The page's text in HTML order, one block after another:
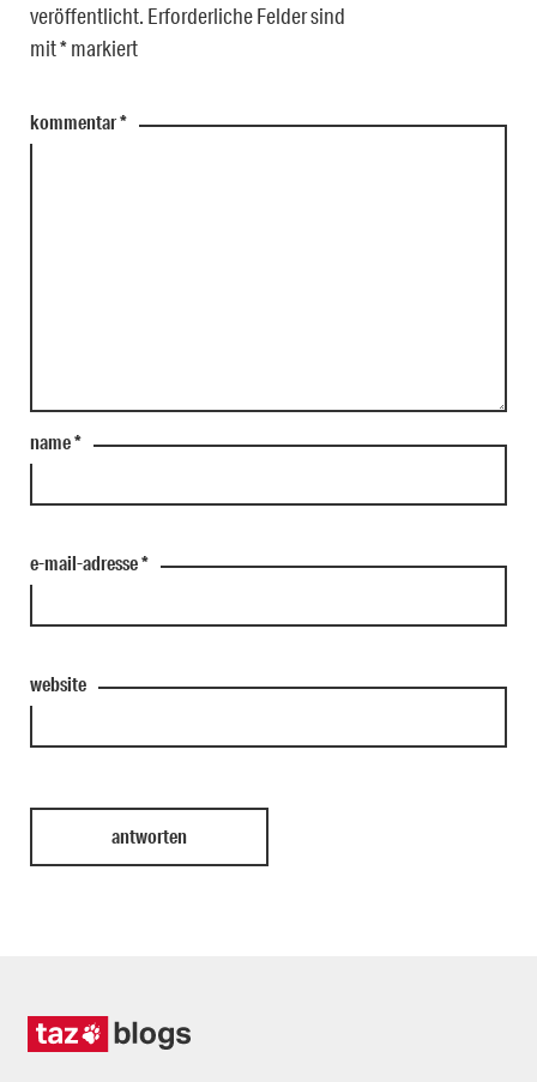
veröffentlicht. Erforderliche Felder sind
mit*markiert
kommentar*
name*
e-mail-adresse*
website